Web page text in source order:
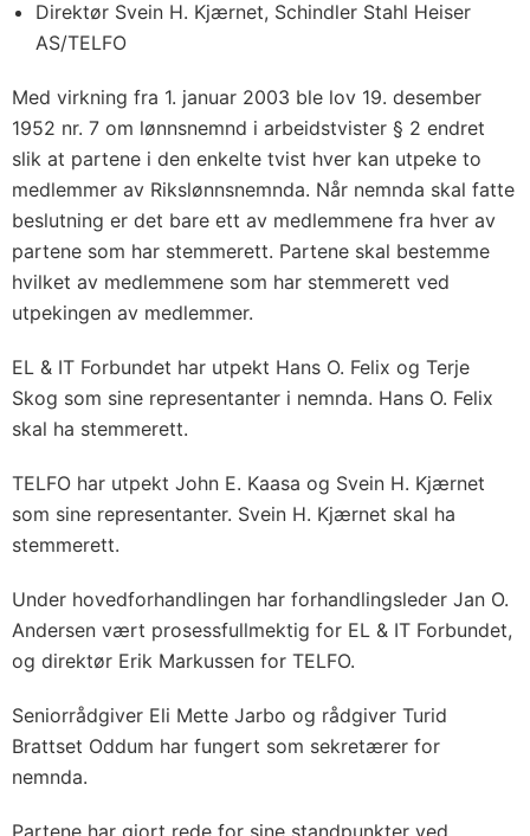
Direktør Svein H. Kjærnet, Schindler Stahl Heiser
AS/TELFO
Med virkning fra 1. januar 2003 ble lov 19. desember
1952 nr. 7 om lønnsnemnd i arbeidstvister § 2 endret
slik at partene i den enkelte tvist hver kan utpeke to
medlemmer av Rikslønnsnemnda. Når nemnda skal fatte
beslutning er det bare ett av medlemmene fra hver av
partene som har stemmerett. Partene skal bestemme
hvilket av medlemmene som har stemmerett ved
utpekingen av medlemmer.
EL & IT Forbundet har utpekt Hans O. Felix og Terje
Skog som sine representanter i nemnda. Hans O. Felix
skal ha stemmerett.
TELFO har utpekt John E. Kaasa og Svein H. Kjærnet
som sine representanter. Svein H. Kjærnet skal ha
stemmerett.
Under hovedforhandlingen har forhandlingsleder Jan O.
Andersen vært prosessfullmektig for EL & IT Forbundet,
og direktør Erik Markussen for TELFO.
Seniorrådgiver Eli Mette Jarbo og rådgiver Turid
Brattset Oddum har fungert som sekretærer for
nemnda.
Partene har gjort rede for sine standpunkter ved